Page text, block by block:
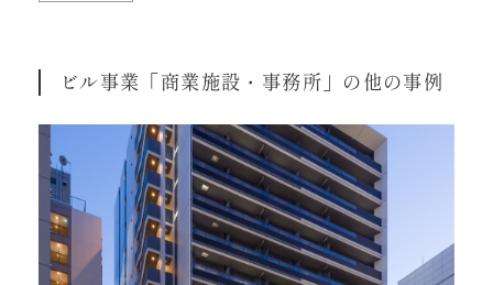
ビル事業「商業施設・事務所」の他の事例